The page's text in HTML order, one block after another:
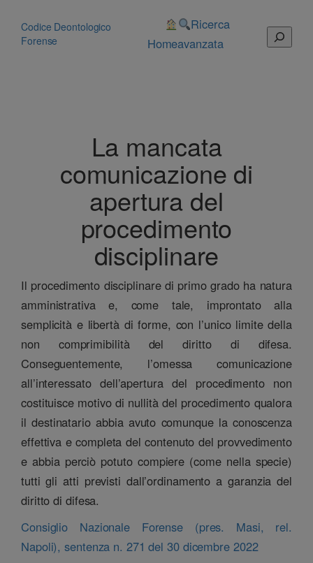
contenuto
Codice Deontologico
Forense
Home
Ricerca
avanzata
Cerca
La mancata
comunicazione di
apertura del
procedimento
disciplinare
Il procedimento disciplinare di primo grado ha natura
amministrativa e, come tale, improntato alla
semplicità e libertà di forme, con l’unico limite della
non comprimibilità del diritto di difesa.
Conseguentemente, l’omessa comunicazione
all’interessato dell’apertura del procedimento non
costituisce motivo di nullità del procedimento qualora
il destinatario abbia avuto comunque la conoscenza
effettiva e completa del contenuto del provvedimento
e abbia perciò potuto compiere (come nella specie)
tutti gli atti previsti dall’ordinamento a garanzia del
diritto di difesa.
Consiglio Nazionale Forense (pres. Masi, rel.
Napoli), sentenza n. 271 del 30 dicembre 2022